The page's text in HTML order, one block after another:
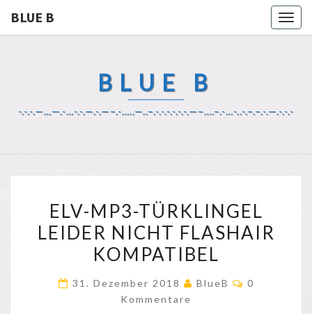
BLUE B
BLUE B
-.-.-.—…—.-…-.-.—.-.—–.-…..—..–.-.-.-.-.-.-.—–….–.-…-..-.–.–.-.—.-.-.-
MP3-
TÜRKLINGEL
LEIDER
FLASHAIR
ELV-MP3-TÜRKLINGEL
LEIDER NICHT FLASHAIR
KOMPATIBEL
31. Dezember 2018 BlueB
0
Kommentare